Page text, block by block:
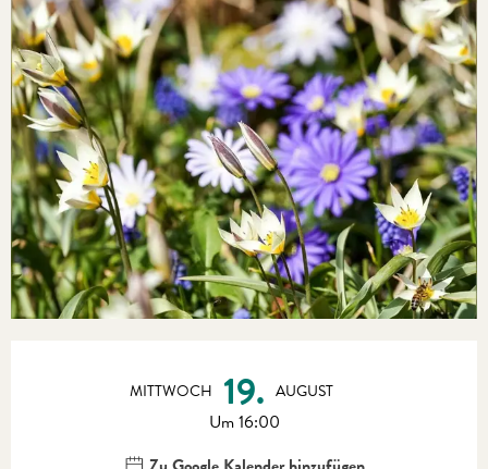
MITTWOCH 19. AUGUST
Um 16:00